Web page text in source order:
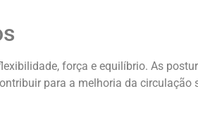
força e equilíbrio. As
para a melhoria da